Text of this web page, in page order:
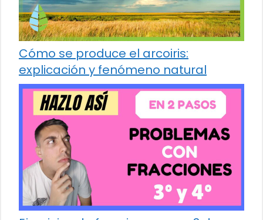
Cómo se produce el arcoiris:
explicación y fenómeno natural